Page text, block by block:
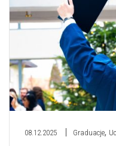
08.12.2025 Graduacje,